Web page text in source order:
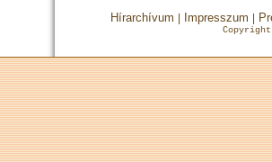
Hírarchívum Impresszum